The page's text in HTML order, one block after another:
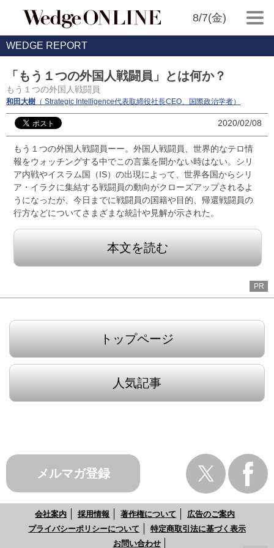
8/7(金)
WEDGE REPORT
「もう１つの外国人戦闘員」とは何か？
もう１つの外国人戦闘員
和田大樹 （ Strategic Intelligence代表取締役社長CEO、国際政治学者）
2020/02/08
もう１つの外国人戦闘員ーー。外国人戦闘員、世界的なテロ情
報をウォッチングする中でこの言葉を聞かない時はない。シリ
ア内戦やイスラム国（IS）の出現によって、世界各国からシリ
ア・イラクに集結する戦闘員の動向がクローズアップされるよ
うになったが、今日までに戦闘員の国籍や目的、帰還戦闘員の
行方などについてさまざまな統計や見解が示された。
本文を読む
PR
トップページ
人気記事
メルマガ登録
会社案内 採用情報 著作権について
広告のご案内
プライバシーポリシーについて
特定商取引法に基づく表示
お問い合わせ